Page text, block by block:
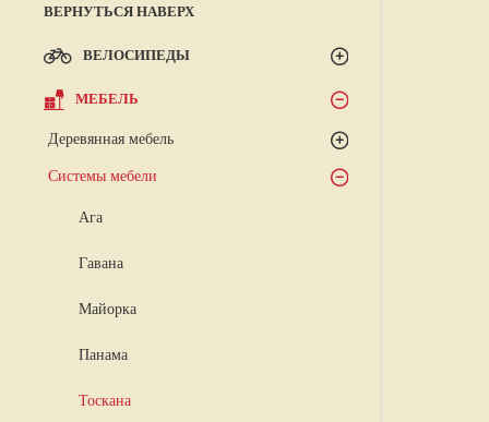
ВЕРНУТЬСЯ НАВЕРХ
ВЕЛОСИПЕДЫ
МЕБЕЛЬ
Деревянная мебель
Системы мебели
Ага
Гавана
Майорка
Панама
Тоскана